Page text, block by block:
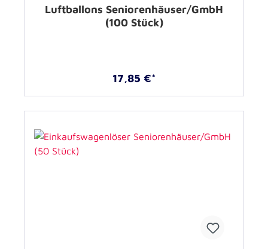
Luftballons Seniorenhäuser/GmbH
(100 Stück)
17,85 €*